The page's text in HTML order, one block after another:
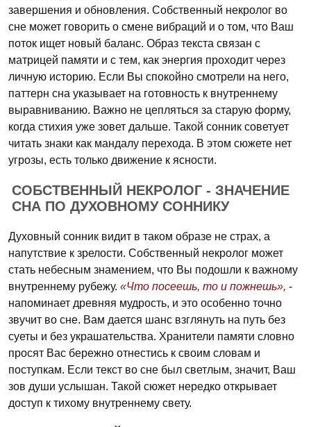
завершения и обновления. Собственный некролог во
сне может говорить о смене вибраций и о том, что Ваш
поток ищет новый баланс. Образ текста связан с
матрицей памяти и с тем, как энергия проходит через
личную историю. Если Вы спокойно смотрели на него,
паттерн сна указывает на готовность к внутреннему
выравниванию. Важно не цепляться за старую форму,
когда стихия уже зовет дальше. Такой сонник советует
читать знаки как мандалу перехода. В этом сюжете нет
угрозы, есть только движение к ясности.
СОБСТВЕННЫЙ НЕКРОЛОГ - ЗНАЧЕНИЕ
СНА ПО ДУХОВНОМУ СОННИКУ
Духовный сонник видит в таком образе не страх, а
напутствие к зрелости. Собственный некролог может
стать небесным знамением, что Вы подошли к важному
внутреннему рубежу. «Что посеешь, то и пожнешь», -
напоминает древняя мудрость, и это особенно точно
звучит во сне. Вам дается шанс взглянуть на путь без
суеты и без украшательства. Хранители памяти словно
просят Вас бережно отнестись к своим словам и
поступкам. Если текст во сне был светлым, значит, Ваш
зов души услышан. Такой сюжет нередко открывает
доступ к тихому внутреннему свету.